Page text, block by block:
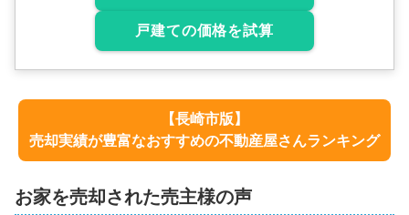
戸建ての価格を試算
【長崎市版】
売却実績が豊富なおすすめの不動産屋さんランキング
お家を売却された売主様の声